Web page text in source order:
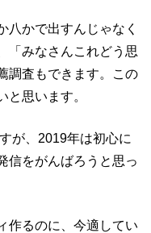
八かで出すんじゃなく
「みなさんこれどう思
調査もできます。この
と思います。
が、 2019年は初心に
信をがんばろうと思っ
作るのに、今適してい